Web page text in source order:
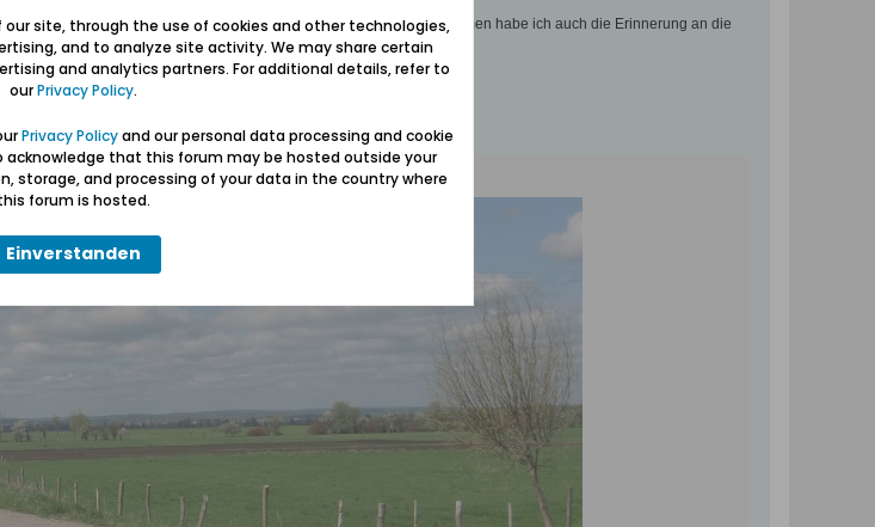
meiner Rückkehr auf das Grab meines Vater gelegt habe. Mitgenommen habe ich auch die Erinnerung an die
Höhe.
site, through the use of cookies and other technologies,
and to analyze site activity. We may share certain
and analytics partners. For additional details, refer to
ourPrivacy Policy.
Privacy Policyand our personal data processing and cookie
acknowledge that this forum may be hosted outside your
storage, and processing of your data in the country where
forum is hosted.
Einverstanden